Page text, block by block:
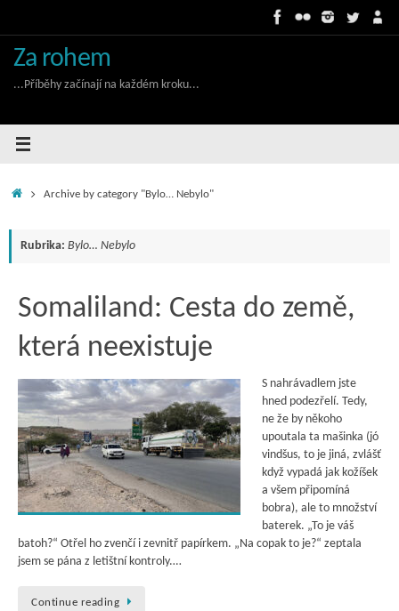
Za rohem
...Příběhy začínají na každém kroku...
HomeArchive by category "Bylo… Nebylo"
Rubrika: Bylo… Nebylo
Somaliland: Cesta do země,
která neexistuje
S nahrávadlem jste
hned podezřelí. Tedy,
ne že by někoho
upoutala ta mašinka (jó
vindšus, to je jiná, zvlášť
když vypadá jak kožíšek
a všem připomíná
bobra), ale to množství
baterek. „To je váš
batoh?“ Otřel ho zvenčí i zevnitř papírkem. „Na copak to je?“ zeptala
jsem se pána z letištní kontroly.…
Continue reading